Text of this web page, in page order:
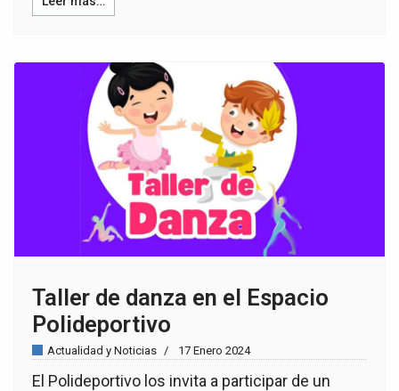
Taller de danza en el Espacio
Polideportivo
Actualidad y Noticias 17 Enero 2024
El Polideportivo los invita a participar de un